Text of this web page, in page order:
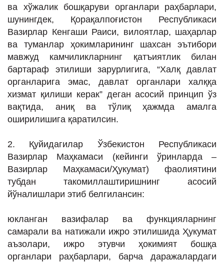
ва хўжалик бошқаруви органлари раҳбарлари,
шунингдек, Қорақалпоғистон Республикаси
Вазирлар Кенгаши Раиси, вилоятлар, шаҳарлар
ва туманлар ҳокимларининг шахсан эътибори
мавжуд камчиликларнинг қатъиятлик билан
бартараф этилиши зарурлигига, “Халқ давлат
органларига эмас, давлат органлари халққа
хизмат қилиши керак” деган асосий принцип ўз
вақтида, аниқ ва тўлиқ ҳажмда амалга
оширилишига қаратилсин.
2. Қуйидагилар Ўзбекистон Республикаси
Вазирлар Маҳкамаси (кейинги ўринларда –
Вазирлар Маҳкамаси/Ҳукумат) фаолиятини
тубдан такомиллаштиришнинг асосий
йўналишлари этиб белгилансин:
юкланган вазифалар ва функцияларнинг
самарали ва натижали ижро этилишида Ҳукумат
аъзолари, ижро этувчи ҳокимият бошқа
органлари раҳбарлари, барча даражалардаги